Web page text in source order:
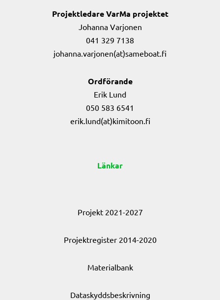
Projektledare VarMa projektet
Johanna Varjonen
041 329 7138
johanna.varjonen(at)sameboat.fi
Ordförande
Erik Lund
050 583 6541
erik.lund(at)kimitoon.fi
Länkar
Projekt 2021-2027
Projektregister 2014-2020
Materialbank
Dataskyddsbeskrivning